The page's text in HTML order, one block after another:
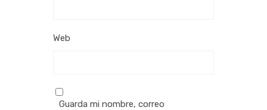
Web
Guarda mi nombre, correo